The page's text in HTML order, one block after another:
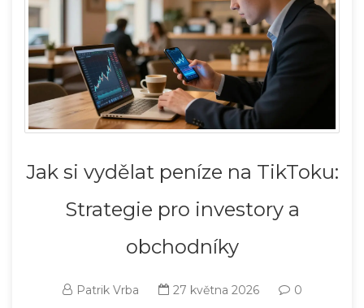
Jak si vydělat peníze na TikToku:
Strategie pro investory a
obchodníky
Patrik Vrba 27 května 2026 0